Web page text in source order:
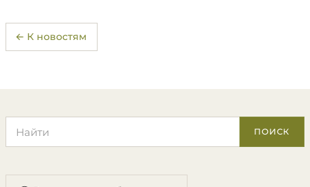
← К новостям
ПОИСК